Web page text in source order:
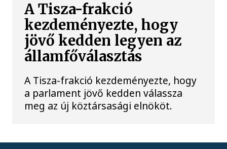
A Tisza-frakció
kezdeményezte, hogy
jövő kedden legyen az
államfőválasztás
A Tisza-frakció kezdeményezte, hogy
a parlament jövő kedden válassza
meg az új köztársasági elnököt.